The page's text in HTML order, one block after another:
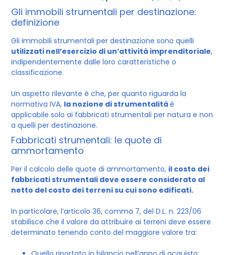
Gli immobili strumentali per destinazione:
definizione
Gli immobili strumentali per destinazione sono quelli
utilizzati nell’esercizio di un’attività imprenditoriale,
indipendentemente dalle loro caratteristiche o
classificazione.
Un aspetto rilevante è che, per quanto riguarda la
normativa IVA, la nozione di strumentalitàè
applicabile solo ai fabbricati strumentali per natura e non
a quelli per destinazione.
Fabbricati strumentali: le quote di
ammortamento
Per il calcolo delle quote di ammortamento, il costo dei
fabbricati strumentali deve essere considerato al
netto del costo dei terreni su cui sono edificati.
In particolare, l’articolo 36, comma 7, del D.L. n. 223/06
stabilisce che il valore da attribuire ai terreni deve essere
determinato tenendo conto del maggiore valore tra: